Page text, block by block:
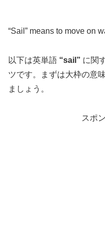
“Sail” means to move on
以下は英単語 “sail” に関
ツです。まずは大枠の意
ましょう。
スポ